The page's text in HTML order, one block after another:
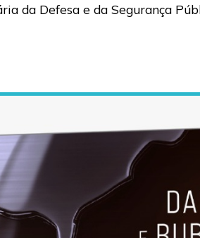
da Defesa e da Segurança